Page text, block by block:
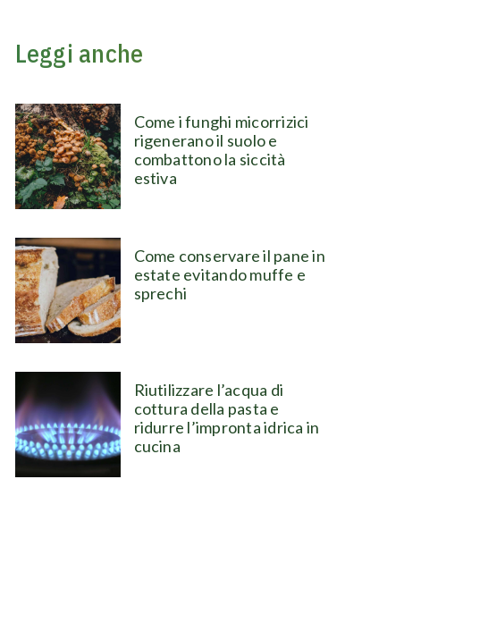
Leggi anche
Come i funghi micorrizici
rigenerano il suolo e
combattono la siccità
estiva
Come conservare il pane in
estate evitando muffe e
sprechi
Riutilizzare l’acqua di
cottura della pasta e
ridurre l’impronta idrica in
cucina